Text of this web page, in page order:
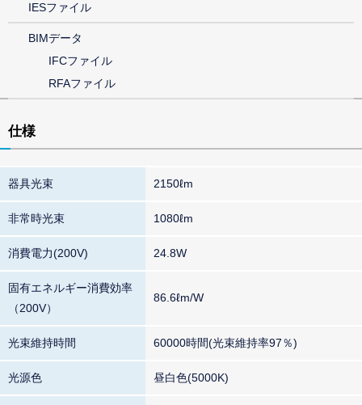
IESファイル
BIMデータ
IFCファイル
RFAファイル
仕様
器具光束 2150ℓm
非常時光束 1080ℓm
消費電力(200V) 24.8W
固有エネルギー消費効率
（200V）
86.6ℓm/W
光束維持時間 60000時間(光束維持率97％)
光源色 昼白色(5000K)